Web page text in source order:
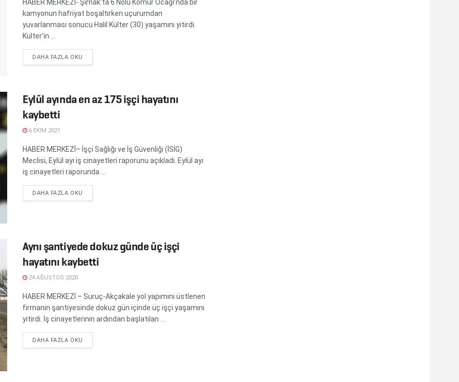
HABER MERKEZİ- Şırnak’ta 6 Nolu Kömür Ocağı’nda bir
kamyonun hafriyat boşaltırken uçurumdan
yuvarlanması sonucu Halil Külter (30) yaşamını yitirdi.
Külter’in ...
DAHA FAZLA OKU
Eylül ayında en az 175 işçi hayatını
kaybetti
6 EKIM 2021
HABER MERKEZİ– İşçi Sağlığı ve İş Güvenliği (İSİG)
Meclisi, Eylül ayı iş cinayetleri raporunu açıkladı. Eylül ayı
iş cinayetleri raporunda ...
DAHA FAZLA OKU
Aynı şantiyede dokuz günde üç işçi
hayatını kaybetti
24 AĞUSTOS 2020
HABER MERKEZİ – Suruç-Akçakale yol yapımını üstlenen
firmanın şantiyesinde dokuz gün içinde üç işçi yaşamını
yitirdi. İş cinayetlerinin ardından başlatılan ...
DAHA FAZLA OKU